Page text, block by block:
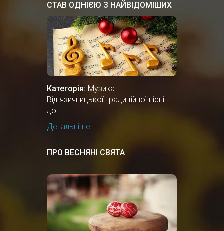
СТАВ ОДНІЄЮ З НАЙВІДОМІШИХ
РІЗДВЯНИХ ПІСЕНЬ У СВІТІ
Категорія: Музика
Від язичницької традиційної пісні
до...
Детальніше...
ПРО ВЕСНЯНІ СВЯТА